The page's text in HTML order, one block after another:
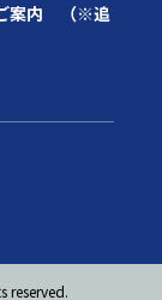
ご案内 （※追
reserved.